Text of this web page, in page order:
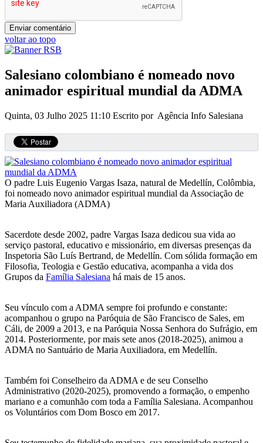
voltar ao topo
Salesiano colombiano é nomeado novo
animador espiritual mundial da ADMA
Quinta, 03 Julho 2025 11:10 Escrito por Agência Info Salesiana
O padre Luis Eugenio Vargas Isaza, natural de Medellín, Colômbia,
foi nomeado novo animador espiritual mundial da Associação de
Maria Auxiliadora (ADMA)
Sacerdote desde 2002, padre Vargas Isaza dedicou sua vida ao
serviço pastoral, educativo e missionário, em diversas presenças da
Inspetoria São Luís Bertrand, de Medellín. Com sólida formação em
Filosofia, Teologia e Gestão educativa, acompanha a vida dos
Grupos da Família Salesiana há mais de 15 anos.
Seu vínculo com a ADMA sempre foi profundo e constante:
acompanhou o grupo na Paróquia de São Francisco de Sales, em
Cáli, de 2009 a 2013, e na Paróquia Nossa Senhora do Sufrágio, em
2014. Posteriormente, por mais sete anos (2018-2025), animou a
ADMA no Santuário de Maria Auxiliadora, em Medellín.
Também foi Conselheiro da ADMA e de seu Conselho
Administrativo (2020-2025), promovendo a formação, o empenho
mariano e a comunhão com toda a Família Salesiana. Acompanhou
os Voluntários com Dom Bosco em 2017.